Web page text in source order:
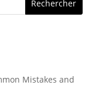
Mistakes and